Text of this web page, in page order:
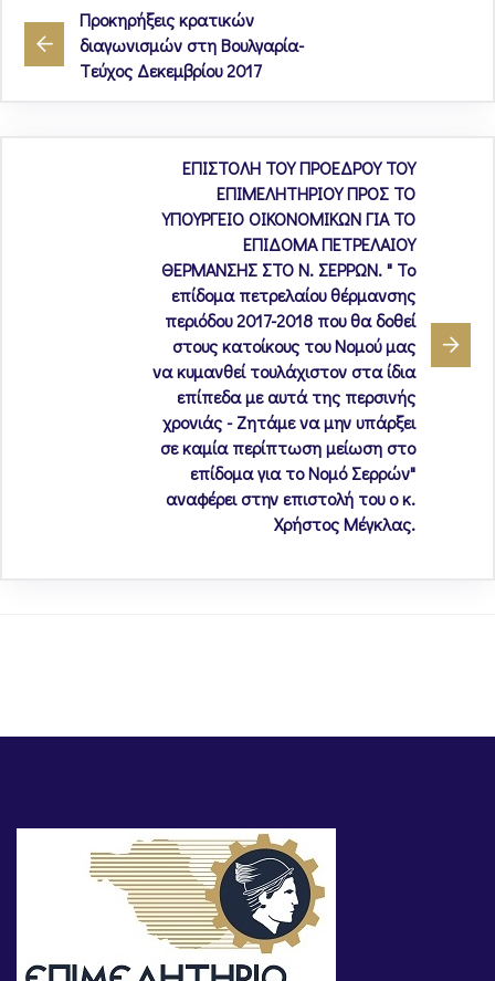
Προκηρήξεις κρατικών
διαγωνισμών στη Βουλγαρία-
Tεύχος Δεκεμβρίου 2017
ΕΠΙΣΤΟΛΗ ΤΟΥ ΠΡΟΕΔΡΟΥ ΤΟΥ
ΕΠΙΜΕΛΗΤΗΡΙΟΥ ΠΡΟΣ ΤΟ
ΥΠΟΥΡΓΕΙΟ ΟΙΚΟΝΟΜΙΚΩΝ ΓΙΑ ΤΟ
ΕΠΙΔΟΜΑ ΠΕΤΡΕΛΑΙΟΥ
ΘΕΡΜΑΝΣΗΣ ΣΤΟ Ν. ΣΕΡΡΩΝ. " Το
επίδομα πετρελαίου θέρμανσης
περιόδου 2017-2018 που θα δοθεί
στους κατοίκους του Νομού μας
να κυμανθεί τουλάχιστον στα ίδια
επίπεδα με αυτά της περσινής
χρονιάς - Ζητάμε να μην υπάρξει
σε καμία περίπτωση μείωση στο
επίδομα για το Νομό Σερρών"
αναφέρει στην επιστολή του ο κ.
Χρήστος Μέγκλας.